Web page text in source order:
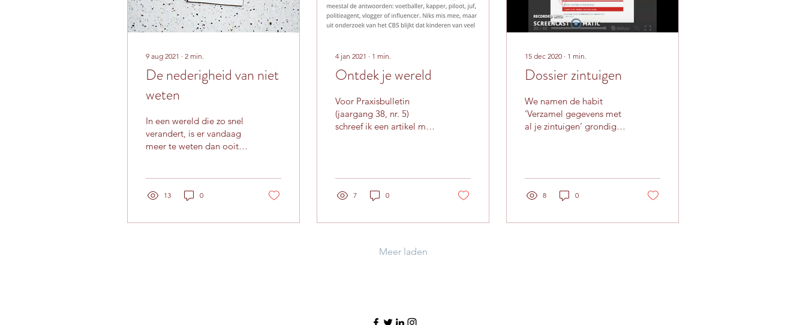
9 aug 2021 ∙ 2 min.
De nederigheid van niet
weten
In een wereld die zo snel
verandert, is er vandaag
meer te weten dan ooit
13 0
4 jan 2021 ∙ 1 min.
Ontdek je wereld
Voor Praxisbulletin
(jaargang 38, nr. 5)
schreef ik een artikel met
7 0
15 dec 2020 ∙ 1 min.
Dossier zintuigen
We namen de habit
‘Verzamel gegevens met
al je zintuigen’ grondig
8 0
Meer laden